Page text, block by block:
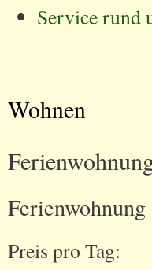
Service rund
Wohnen
Preis pro Tag: